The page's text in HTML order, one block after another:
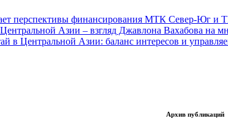
перспективы финансирования МТК Север-Юг
Азии – взгляд Джавлона Вахабова на
в Центральной Азии: баланс интересов и
Архив публикаций